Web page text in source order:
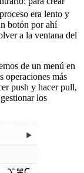
era lento y
botón por ahí
a la ventana del
de un menú en
operaciones más
push y hacer pull,
los